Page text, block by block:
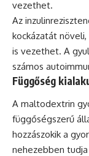
vezethet.
Az
kockázatát
is vezethet. A
számos
Függőség
A maltodextrin
függőségszerű
hozzászokik a
nehezebben